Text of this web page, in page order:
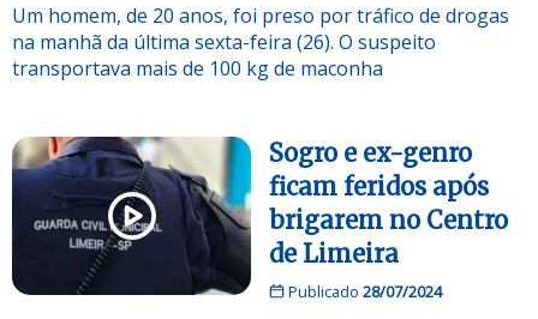
Um homem, de 20 anos, foi preso por tráfico de drogas
na manhã da última sexta-feira (26). O suspeito
transportava mais de 100 kg de maconha
Sogro e ex-genro
ficam feridos após
brigarem no Centro
de Limeira
Publicado 28/07/2024